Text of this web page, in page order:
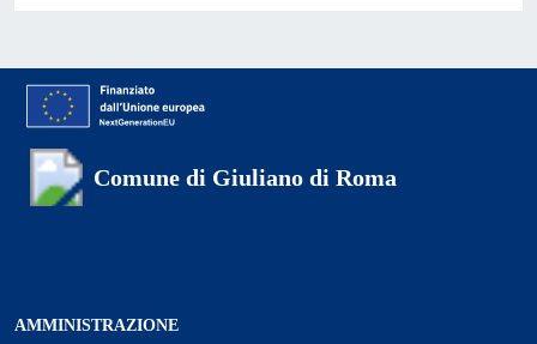
Comune di Giuliano di Roma
AMMINISTRAZIONE